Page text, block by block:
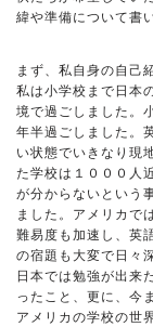
緯や準備について書
まず、私自身の自己
私は小学校まで日本
境で過ごしました。
年半過ごしました。
い状態でいきなり現
た学校は１０００人
が分からないという
ました。アメリカ
難易度も加速し、英
の宿題も大変で日々
日本では勉強が出来
ったこと、更に、今
アメリカの学校の世